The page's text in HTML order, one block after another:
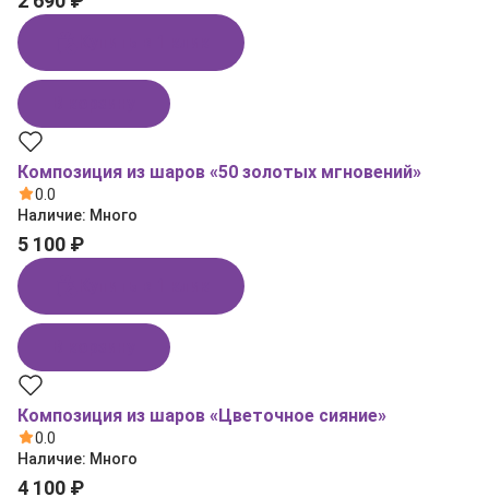
Композиция из шаров «50 золотых мгновений»
0.0
Наличие: Много
5 100 ₽
Композиция из шаров «Цветочное сияние»
0.0
Наличие: Много
4 100 ₽